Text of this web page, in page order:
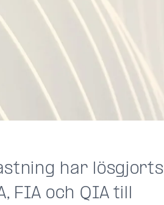
har lösgjorts
FIA och QIA till